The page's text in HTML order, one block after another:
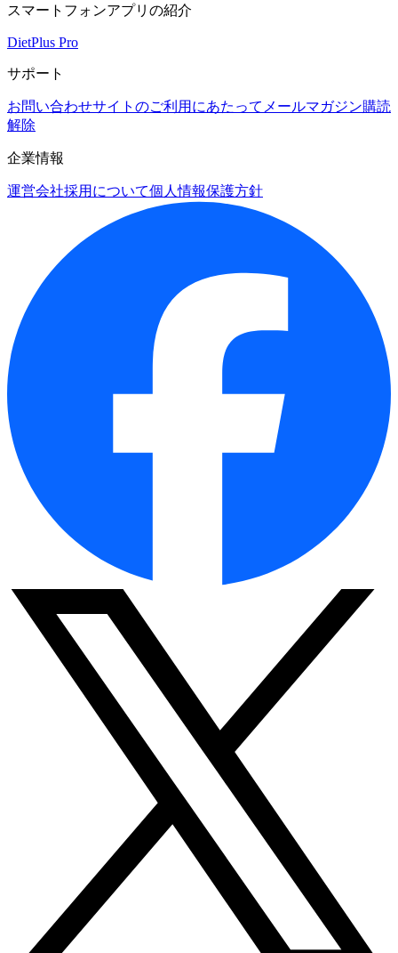
スマートフォンアプリの紹介
DietPlus Pro
サポート
お問い合わせサイトのご利用にあたって メールマガジン購読
解除
企業情報
運営会社採用について個人情報保護方針